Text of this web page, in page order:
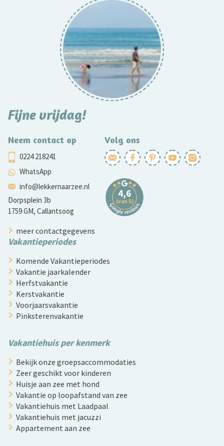
Fijne vrijdag!
Neem contact op
0224 218241
WhatsApp
info@lekkernaarzee.nl
Dorpsplein 3b
1759 GM, Callantsoog
Volg ons
meer contactgegevens
Vakantieperiodes
Komende Vakantieperiodes
Vakantie jaarkalender
Herfstvakantie
Kerstvakantie
Voorjaarsvakantie
Pinksterenvakantie
Vakantiehuis per kenmerk
Bekijk onze groepsaccommodaties
Zeer geschikt voor kinderen
Huisje aan zee met hond
Vakantie op loopafstand van zee
Vakantiehuis met Laadpaal
Vakantiehuis met jacuzzi
Appartement aan zee